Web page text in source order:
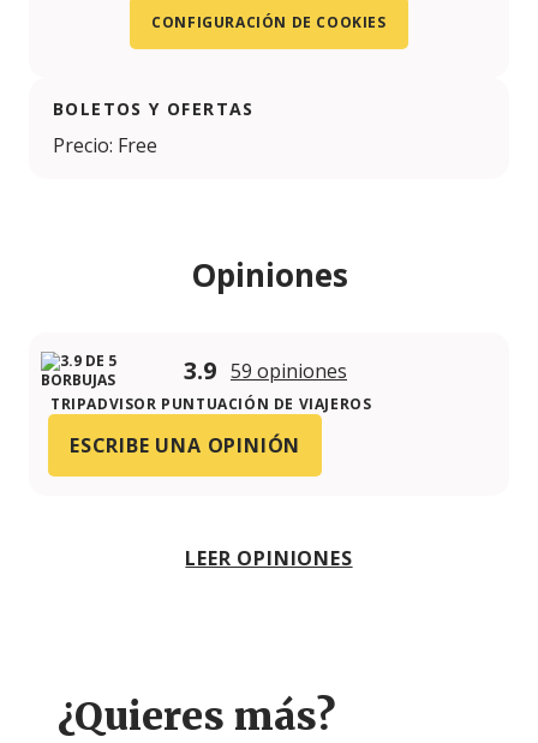
CONFIGURACIÓN DE COOKIES
BOLETOS Y OFERTAS
Precio: Free
Opiniones
3.9 59 opiniones
TRIPADVISOR PUNTUACIÓN DE VIAJEROS
ESCRIBE UNA OPINIÓN
LEER OPINIONES
¿Quieres más?